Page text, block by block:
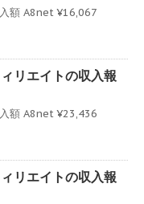
額 A8net ¥16,067
リエイトの収入報
額 A8net ¥23,436
リエイトの収入報